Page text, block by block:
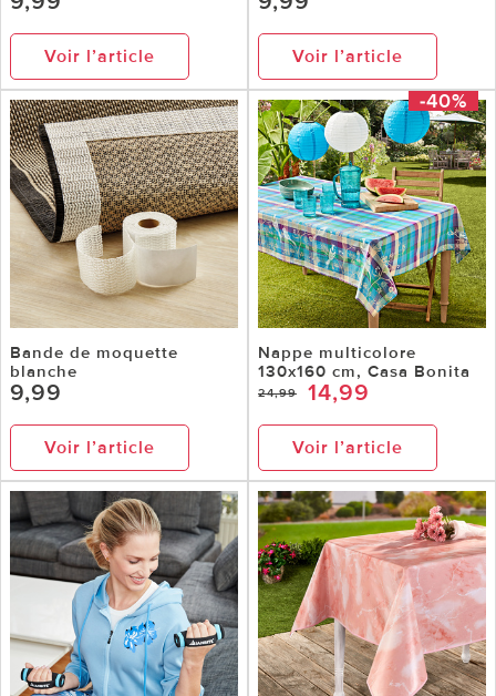
Voir l’article Voir l’article
Bande de moquette
blanche
9,99
Voir l’article
-40%
Nappe multicolore
130x160 cm, Casa Bonita
24,99 14,99
Voir l’article